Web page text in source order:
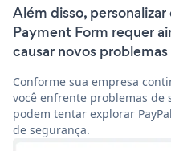
Além disso, personalizar
Payment Form requer
causar novos
Conforme sua empresa
você enfrente problemas de
podem tentar explorar
de segurança.